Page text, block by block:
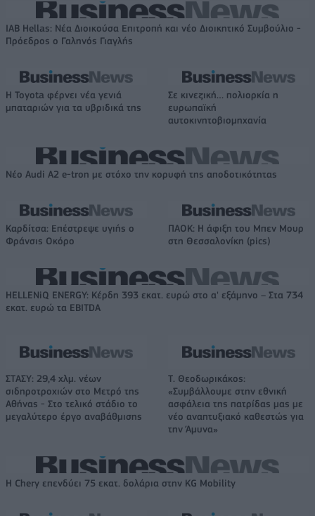
IAB Hellas: Νέα Διοικούσα Επιτροπή και νέο Διοικητικό Συμβούλιο -
Πρόεδρος ο Γαληνός Γιαγλής
Η Toyota φέρνει νέα γενιά
μπαταριών για τα υβριδικά της
Σε κινεζική… πολιορκία η
ευρωπαϊκή
αυτοκινητοβιομηχανία
Νέο Audi A2 e-tron με στόχο την κορυφή της αποδοτικότητας
Καρδίτσα: Επέστρεψε υγιής ο
Φράνσις Οκόρο
ΠΑΟΚ: Η άφιξη του Μπεν Μουρ
στη Θεσσαλονίκη (pics)
HELLENiQ ENERGY: Κέρδη 393 εκατ. ευρώ στο α' εξάμηνο – Στα 734
εκατ. ευρώ τα EBITDA
ΣΤΑΣΥ: 29,4 χλμ. νέων
σιδηροτροχιών στο Μετρό της
Αθήνας - Στο τελικό στάδιο το
μεγαλύτερο έργο αναβάθμισης
Τ. Θεοδωρικάκος:
«Συμβάλλουμε στην εθνική
ασφάλεια της πατρίδας μας με
νέο αναπτυξιακό καθεστώς για
την Άμυνα»
Η Chery επενδύει 75 εκατ. δολάρια στην KG Mobility